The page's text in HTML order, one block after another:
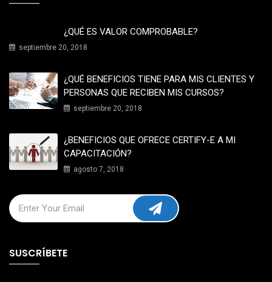
¿QUÉ ES VALOR COMPROBABLE?
septiembre 20, 2018
¿QUÉ BENEFICIOS TIENE PARA MIS CLIENTES Y
PERSONAS QUE RECIBEN MIS CURSOS?
septiembre 20, 2018
¿BENEFICIOS QUE OFRECE CERTIFY-E A MI
CAPACITACIÓN?
agosto 7, 2018
SUSCRÍBETE